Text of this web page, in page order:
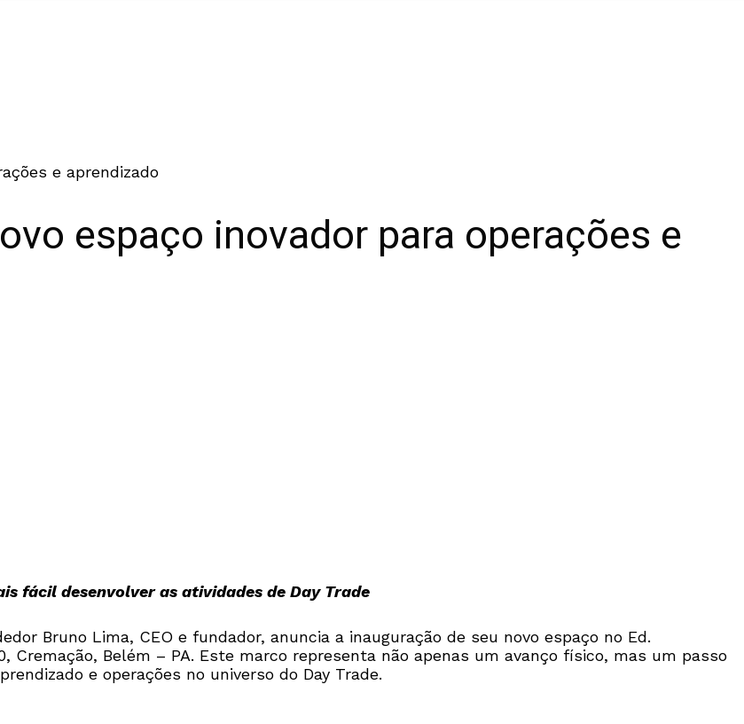
e aprendizado
espaço inovador para operações e
fácil desenvolver as atividades de Day Trade
Bruno Lima, CEO e fundador, anuncia a inauguração de seu novo espaço no Ed.
Cremação, Belém – PA. Este marco representa não apenas um avanço físico, mas um passo
e operações no universo do Day Trade.